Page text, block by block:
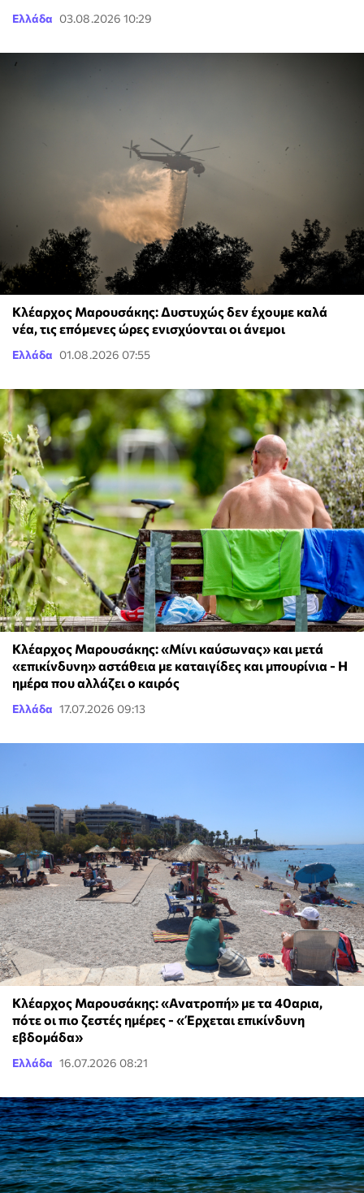
Ελλάδα 03.08.2026 10:29
Κλέαρχος Μαρουσάκης: Δυστυχώς δεν έχουμε καλά
νέα, τις επόμενες ώρες ενισχύονται οι άνεμοι
Ελλάδα 01.08.2026 07:55
Κλέαρχος Μαρουσάκης: «Μίνι καύσωνας» και μετά
«επικίνδυνη» αστάθεια με καταιγίδες και μπουρίνια - Η
ημέρα που αλλάζει ο καιρός
Ελλάδα 17.07.2026 09:13
Κλέαρχος Μαρουσάκης: «Ανατροπή» με τα 40αρια,
πότε οι πιο ζεστές ημέρες - «Έρχεται επικίνδυνη
εβδομάδα»
Ελλάδα 16.07.2026 08:21